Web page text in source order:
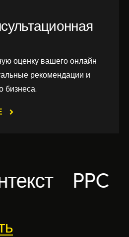
оценку вашего онлайн
рекомендации и
бизнеса.
PPC